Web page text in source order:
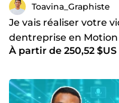
Toavina_Graphiste
Je vais réaliser votre
dentreprise en
À partir de 250,52 $US